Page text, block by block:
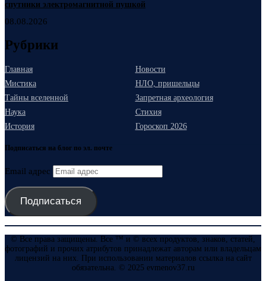
спутники электромагнитной пушкой
08.08.2026
Рубрики
Главная
Новости
Мистика
НЛО, пришельцы
Тайны вселенной
Запретная археология
Наука
Стихия
История
Гороскоп 2026
Подписаться на блог по эл. почте
Email адрес
Подписаться
© Все права защищены. Все ™ и © всех продуктов, знаков, статей,
фотографий и прочих атрибутов принадлежат авторам или владельцам
лицензий на них. При использовании материалов ссылка на сайт
обязательна. © 2025 evmenov37.ru